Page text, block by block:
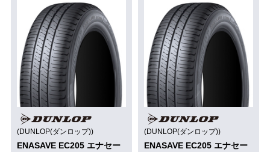
(DUNLOP(ダンロップ))
ENASAVE EC205 エナセー
(DUNLOP(ダンロップ))
ENASAVE EC205 エナセー